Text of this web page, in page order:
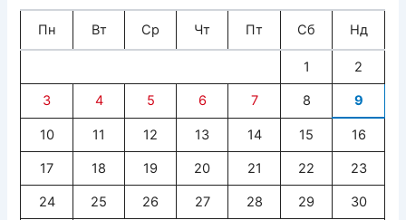
Пн Вт Ср Чт Пт Сб Нд
1 2
3 4 5 6 7 8 9
10 11 12 13 14 15 16
17 18 19 20 21 22 23
24 25 26 27 28 29 30